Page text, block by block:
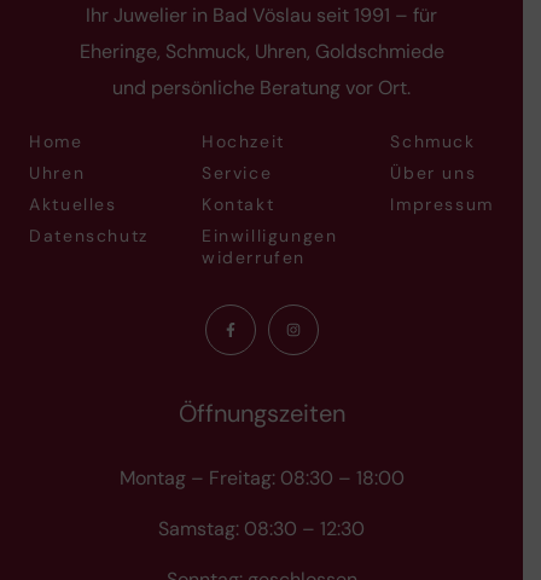
Ihr Juwelier in Bad Vöslau seit 1991 – für
Eheringe, Schmuck, Uhren, Goldschmiede
und persönliche Beratung vor Ort.
Home Hochzeit
Schmuck
Uhren
Service
Über uns
Aktuelles
Kontakt
Impressum
Datenschutz
Einwilligungen
widerrufen
Öffnungszeiten
Montag – Freitag: 08:30 – 18:00
Samstag: 08:30 – 12:30